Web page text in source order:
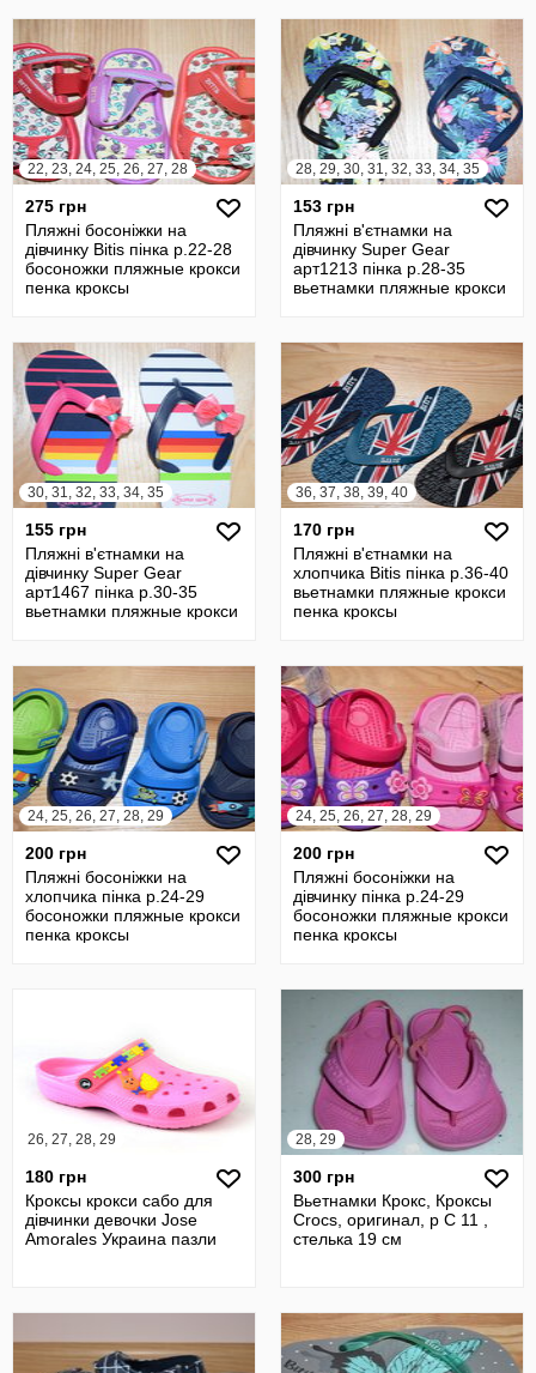
22, 23, 24, 25, 26, 27, 28
275 грн
Пляжні босоніжки на
дівчинку Bitis пінка р.22-28
босоножки пляжные крокси
пенка кроксы
28, 29, 30, 31, 32, 33, 34, 35
153 грн
Пляжні в'єтнамки на
дівчинку Super Gear
арт1213 пінка р.28-35
вьетнамки пляжные крокси
30, 31, 32, 33, 34, 35
155 грн
Пляжні в'єтнамки на
дівчинку Super Gear
арт1467 пінка р.30-35
вьетнамки пляжные крокси
36, 37, 38, 39, 40
170 грн
Пляжні в'єтнамки на
хлопчика Bitis пінка р.36-40
вьетнамки пляжные крокси
пенка кроксы
24, 25, 26, 27, 28, 29
200 грн
Пляжні босоніжки на
хлопчика пінка р.24-29
босоножки пляжные крокси
пенка кроксы
24, 25, 26, 27, 28, 29
200 грн
Пляжні босоніжки на
дівчинку пінка р.24-29
босоножки пляжные крокси
пенка кроксы
26, 27, 28, 29
180 грн
Кроксы крокси сабо для
дівчинки девочки Jose
Amorales Украина пазли
28, 29
300 грн
Вьетнамки Крокс, Кроксы
Crocs, оригинал, р С 11 ,
стелька 19 см